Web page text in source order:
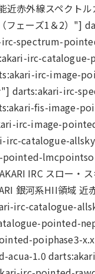
赤外線スペクト
フェーズ1＆2）
spectrum-
irc-
irc-image-
"] darts:akari-irc-
fis-image-
irc-image-
irc-catalogue-
IRC スロー・ス
銀河系HII領域 近
irc-catalogue-
pointed-
poiphase3-
1.0